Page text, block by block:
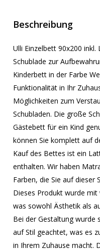
Beschreibung
Ulli Einzelbett 90x200
Schublade zur
Kinderbett in der Farbe
Funktionalität in Ihr
Möglichkeiten zum
Schubladen. Die große
Gästebett für ein Kind
können Sie komplett auf
Kauf des Bettes ist ein
enthalten. Wir haben
Farben, die Sie auf dieser
Dieses Produkt wurde
was sowohl Ästhetik als
Bei der Gestaltung wurde
auf Stil geachtet, was es
in Ihrem Zuhause macht.